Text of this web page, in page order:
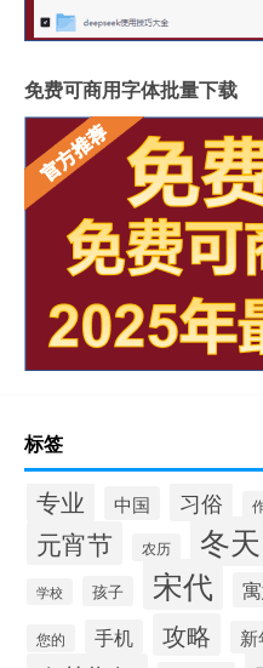
免费可商用字体批量下载
标签
专业 中国 习俗
元宵节 农历 冬天
学校 孩子 宋代
您的 手机 攻略